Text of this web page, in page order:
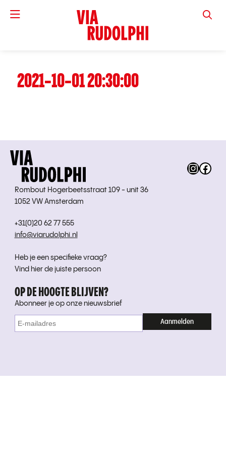
VIA
2021-10-01 20:30:00
Rombout Hogerbeetsstraat 109 - unit 36
1052 VW Amsterdam
+31(0)20 62 77 555
info@viarudolphi.nl
Heb je een specifieke vraag?
Vind hier de juiste persoon
OP DE HOOGTE BLIJVEN?
Abonneer je op onze nieuwsbrief